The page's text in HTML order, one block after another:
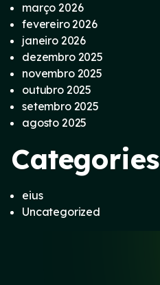
março 2026
fevereiro 2026
janeiro 2026
dezembro 2025
novembro 2025
outubro 2025
setembro 2025
agosto 2025
Categories
eius
Uncategorized